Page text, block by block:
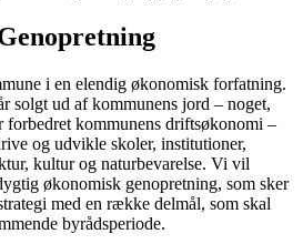
i en elendig økonomisk forfatning.
solgt ud af kommunens jord – noget,
forbedret kommunens driftsøkonomi –
og udvikle skoler, institutioner,
kultur og naturbevarelse. Vi vil
økonomisk genopretning, som sker
med en række delmål, som skal
byrådsperiode.